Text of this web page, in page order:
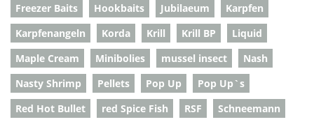
Freezer Baits
Hookbaits Jubilaeum
Karpfen
Karpfenangeln
Korda Krill Krill BP
Liquid
Maple Cream
Minibolies mussel insect
Nash
Nasty Shrimp
Pellets Pop Up
Pop Up`s
Red Hot Bullet
red Spice Fish RSF
Schneemann